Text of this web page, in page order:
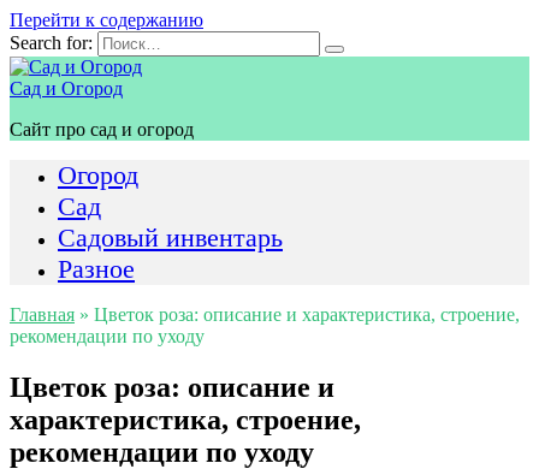
Перейти к содержанию
Search for:
Сад и Огород
Сайт про сад и огород
Огород
Сад
Садовый инвентарь
Разное
Главная » Цветок роза: описание и характеристика, строение,
рекомендации по уходу
Цветок роза: описание и
характеристика, строение,
рекомендации по уходу